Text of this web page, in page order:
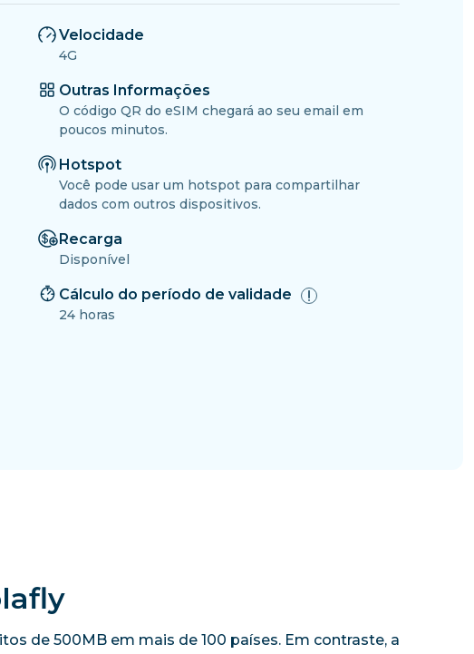
Velocidade
4G
Outras Informações
O código QR do eSIM chegará ao seu email em
poucos minutos.
Hotspot
Você pode usar um hotspot para compartilhar
dados com outros dispositivos.
Recarga
Disponível
Cálculo do período de validade
24 horas
de 500MB em mais de 100 países. Em contraste, a